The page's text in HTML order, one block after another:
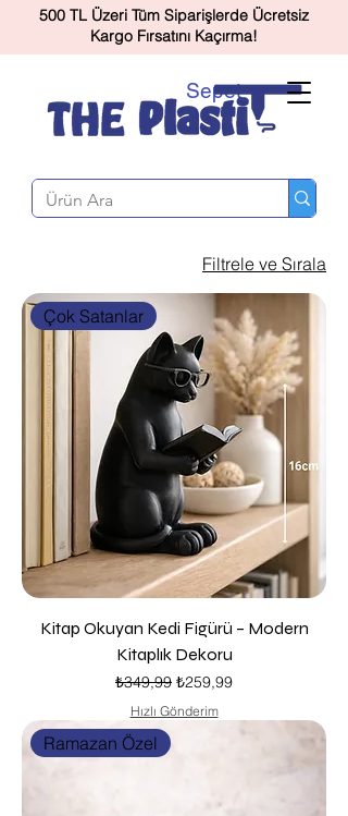
500 TL Üzeri Tüm Siparişlerde Ücretsiz
Kargo Fırsatını Kaçırma!
Sepet
Filtrele ve Sırala
Çok Satanlar
Kitap Okuyan Kedi Figürü – Modern
Kitaplık Dekoru
Normal Fiyat
₺349,99 İndirimli Fiyat
₺259,99
Hızlı Gönderim
Ramazan Özel